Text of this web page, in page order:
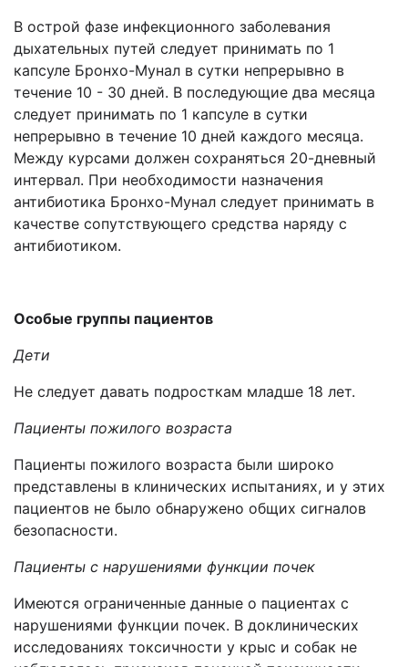
В острой фазе инфекционного заболевания
дыхательных путей следует принимать по 1
капсуле Бронхо-Мунал в сутки непрерывно в
течение 10 - 30 дней. В последующие два месяца
следует принимать по 1 капсуле в сутки
непрерывно в течение 10 дней каждого месяца.
Между курсами должен сохраняться 20-дневный
интервал. При необходимости назначения
антибиотика Бронхо-Мунал следует принимать в
качестве сопутствующего средства наряду с
антибиотиком.
Особые группы пациентов
Дети
Не следует давать подросткам младше 18 лет.
Пациенты пожилого возраста
Пациенты пожилого возраста были широко
представлены в клинических испытаниях, и у этих
пациентов не было обнаружено общих сигналов
безопасности.
Пациенты с нарушениями функции почек
Имеются ограниченные данные о пациентах с
нарушениями функции почек. В доклинических
исследованиях токсичности у крыс и собак не